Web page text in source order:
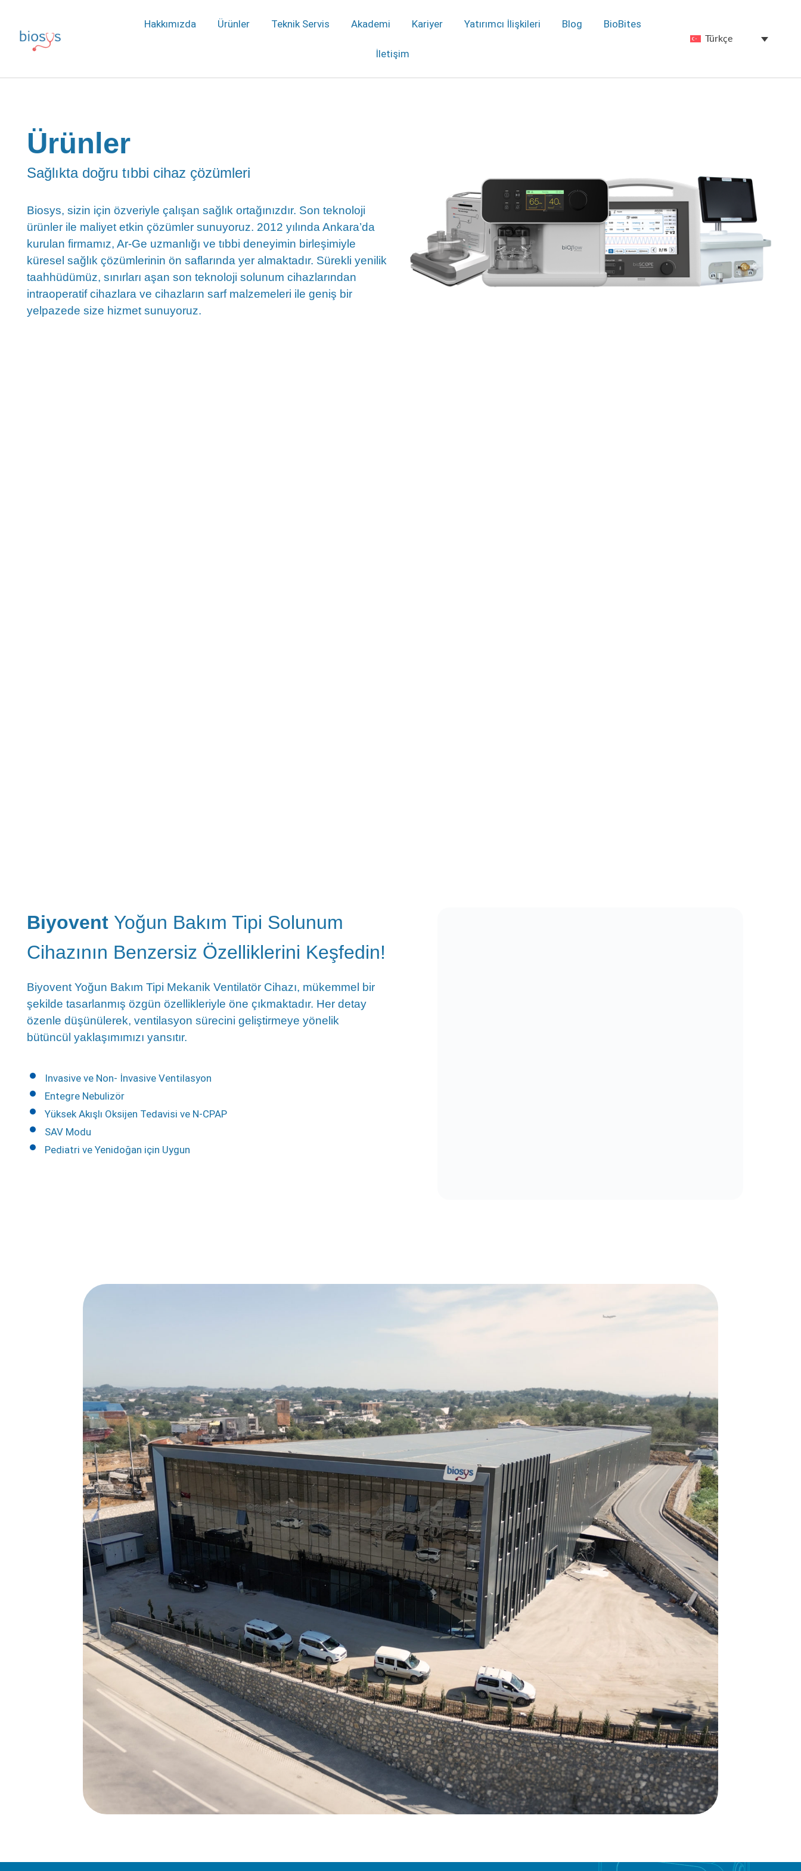
Hakkımızda Ürünler Teknik Servis Akademi Kariyer Yatırımcı İlişkileri Blog BioBites
İletişim
Türkçe
Ürünler
Sağlıkta doğru tıbbi cihaz çözümleri
Biosys, sizin için özveriyle çalışan sağlık ortağınızdır. Son teknoloji
ürünler ile maliyet etkin çözümler sunuyoruz. 2012 yılında Ankara’da
kurulan firmamız, Ar-Ge uzmanlığı ve tıbbi deneyimin birleşimiyle
küresel sağlık çözümlerinin ön saflarında yer almaktadır. Sürekli yenilik
taahhüdümüz, sınırları aşan son teknoloji solunum cihazlarından
intraoperatif cihazlara ve cihazların sarf malzemeleri ile geniş bir
yelpazede size hizmet sunuyoruz.
Biyovent Yoğun Bakım Tipi Solunum
Cihazının Benzersiz Özelliklerini Keşfedin!
Biyovent Yoğun Bakım Tipi Mekanik Ventilatör Cihazı, mükemmel bir
şekilde tasarlanmış özgün özellikleriyle öne çıkmaktadır. Her detay
özenle düşünülerek, ventilasyon sürecini geliştirmeye yönelik
bütüncül yaklaşımımızı yansıtır.
Invasive ve Non- İnvasive Ventilasyon
Entegre Nebulizör
Yüksek Akışlı Oksijen Tedavisi ve N-CPAP
SAV Modu
Pediatri ve Yenidoğan için Uygun